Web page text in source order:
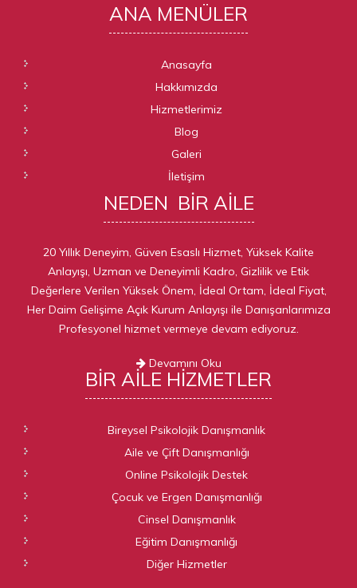
ANA MENÜLER
Anasayfa
Hakkımızda
Hizmetlerimiz
Blog
Galeri
İletişim
NEDEN BIR AILE
20 Yıllık Deneyim, Güven Esaslı Hizmet, Yüksek Kalite
Anlayışı, Uzman ve Deneyimli Kadro, Gizlilik ve Etik
Değerlere Verilen Yüksek Önem, İdeal Ortam, İdeal Fiyat,
Her Daim Gelişime Açık Kurum Anlayışı ile Danışanlarımıza
Profesyonel hizmet vermeye devam ediyoruz.
Devamını Oku
BIR AILE HIZMETLER
Bireysel Psikolojik Danışmanlık
Aile ve Çift Danışmanlığı
Online Psikolojik Destek
Çocuk ve Ergen Danışmanlığı
Cinsel Danışmanlık
Eğitim Danışmanlığı
Diğer Hizmetler